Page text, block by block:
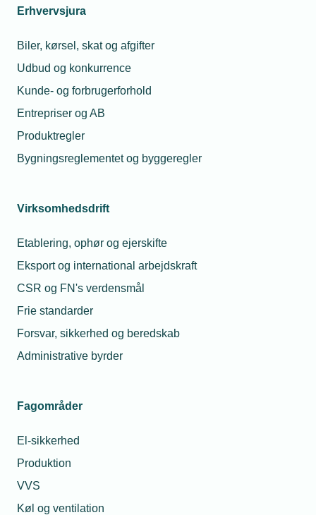
Erhvervsjura
Biler, kørsel, skat og afgifter
Udbud og konkurrence
Kunde- og forbrugerforhold
Entrepriser og AB
Produktregler
Bygningsreglementet og byggeregler
Virksomhedsdrift
Etablering, ophør og ejerskifte
Eksport og international arbejdskraft
CSR og FN's verdensmål
Frie standarder
Forsvar, sikkerhed og beredskab
Administrative byrder
Fagområder
El-sikkerhed
Produktion
VVS
Køl og ventilation